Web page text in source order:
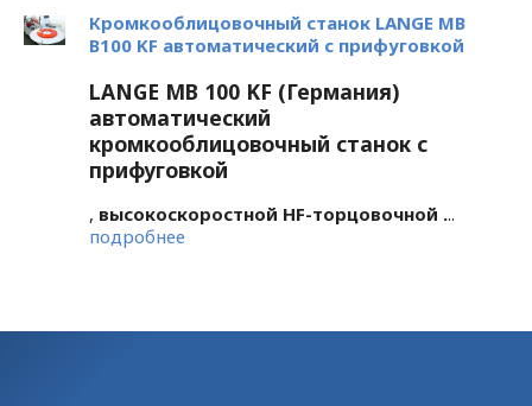
системы очистки в
небольших цехах, на
односторонних
...
Кромкооблицовочный станок LANGE MB
B100 KF автоматический с прифуговкой
LANGE MB 100 KF (Германия)
автоматический
кромкооблицовочный станок с
прифуговкой
, высокоскоростной HF-торцовочной ...
подробнее